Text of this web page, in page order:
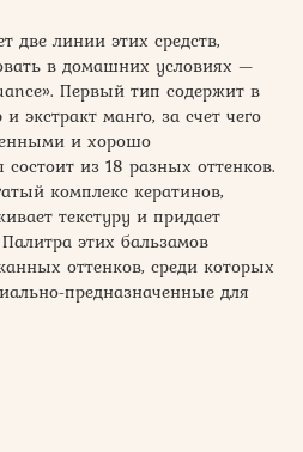
две линии этих средств,
в домашних условиях —
Первый тип содержит в
экстракт манго, за счет чего
и хорошо
из 18 разных оттенков.
комплекс кератинов,
текстуру и придает
этих бальзамов
оттенков, среди которых
предназначенные для